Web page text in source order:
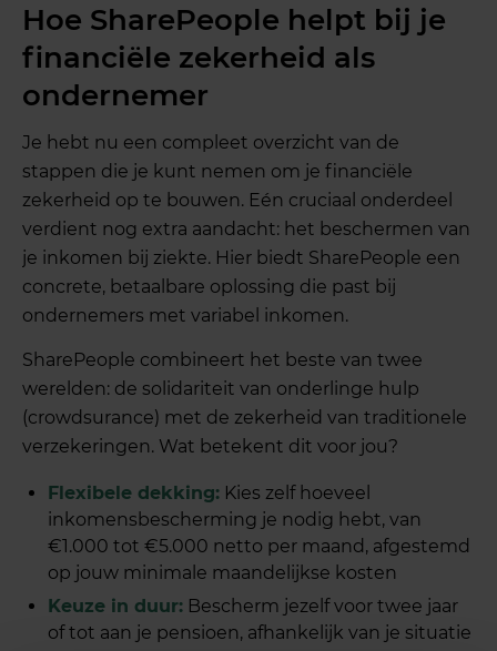
Hoe SharePeople helpt bij je
financiële zekerheid als
ondernemer
Je hebt nu een compleet overzicht van de
stappen die je kunt nemen om je financiële
zekerheid op te bouwen. Eén cruciaal onderdeel
verdient nog extra aandacht: het beschermen van
je inkomen bij ziekte. Hier biedt SharePeople een
concrete, betaalbare oplossing die past bij
ondernemers met variabel inkomen.
SharePeople combineert het beste van twee
werelden: de solidariteit van onderlinge hulp
(crowdsurance) met de zekerheid van traditionele
verzekeringen. Wat betekent dit voor jou?
Flexibele dekking: Kies zelf hoeveel
inkomensbescherming je nodig hebt, van
€1.000 tot €5.000 netto per maand, afgestemd
op jouw minimale maandelijkse kosten
Keuze in duur: Bescherm jezelf voor twee jaar
of tot aan je pensioen, afhankelijk van je situatie